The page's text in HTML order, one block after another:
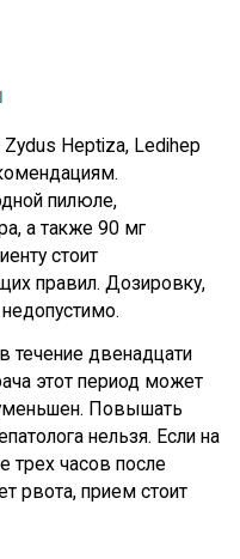
Heptiza, Ledihep
пилюле,
а также 90 мг
стоит
правил. Дозировку,
течение двенадцати
этот период может
Повышать
нельзя. Если на
трех часов после
рвота, прием стоит